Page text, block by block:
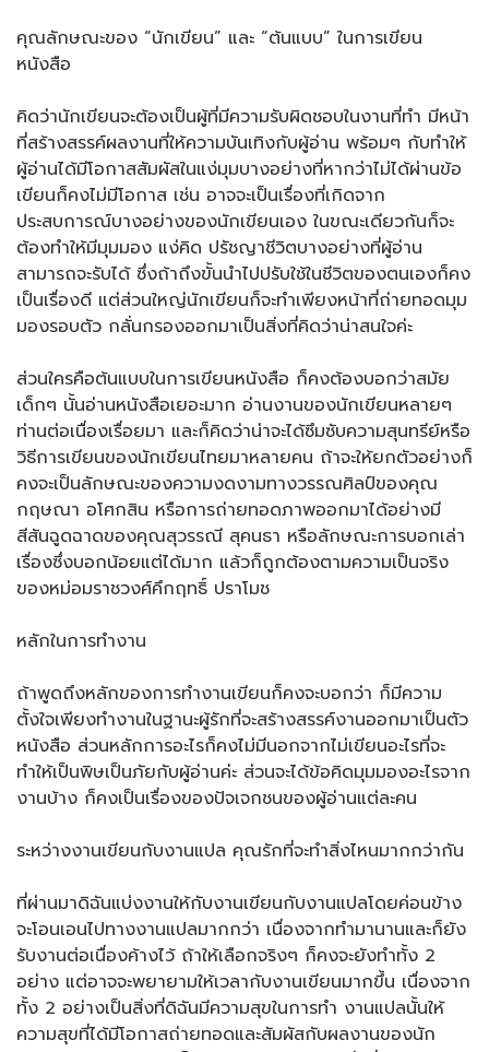
คุณลักษณะของ “นักเขียน” และ “ต้นแบบ” ในการเขียน
หนังสือ
คิดว่านักเขียนจะต้องเป็นผู้ที่มีความรับผิดชอบในงานที่ทำ มีหน้า
ที่สร้างสรรค์ผลงานที่ให้ความบันเทิงกับผู้อ่าน พร้อมๆ กับทำให้
ผู้อ่านได้มีโอกาสสัมผัสในแง่มุมบางอย่างที่หากว่าไม่ได้ผ่านข้อ
เขียนก็คงไม่มีโอกาส เช่น อาจจะเป็นเรื่องที่เกิดจาก
ประสบการณ์บางอย่างของนักเขียนเอง ในขณะเดียวกันก็จะ
ต้องทำให้มีมุมมอง แง่คิด ปรัชญาชีวิตบางอย่างที่ผู้อ่าน
สามารถจะรับได้ ซึ่งถ้าถึงขั้นนำไปปรับใช้ในชีวิตของตนเองก็คง
เป็นเรื่องดี แต่ส่วนใหญ่นักเขียนก็จะทำเพียงหน้าที่ถ่ายทอดมุม
มองรอบตัว กลั่นกรองออกมาเป็นสิ่งที่คิดว่าน่าสนใจค่ะ
ส่วนใครคือต้นแบบในการเขียนหนังสือ ก็คงต้องบอกว่าสมัย
เด็กๆ นั้นอ่านหนังสือเยอะมาก อ่านงานของนักเขียนหลายๆ
ท่านต่อเนื่องเรื่อยมา และก็คิดว่าน่าจะได้ซึมซับความสุนทรีย์หรือ
วิธีการเขียนของนักเขียนไทยมาหลายคน ถ้าจะให้ยกตัวอย่างก็
คงจะเป็นลักษณะของความงดงามทางวรรณศิลป์ของคุณ
กฤษณา อโศกสิน หรือการถ่ายทอดภาพออกมาได้อย่างมี
สีสันฉูดฉาดของคุณสุวรรณี สุคนธา หรือลักษณะการบอกเล่า
เรื่องซึ่งบอกน้อยแต่ได้มาก แล้วก็ถูกต้องตามความเป็นจริง
ของหม่อมราชวงศ์คึกฤทธิ์ ปราโมช
หลักในการทำงาน
ถ้าพูดถึงหลักของการทำงานเขียนก็คงจะบอกว่า ก็มีความ
ตั้งใจเพียงทำงานในฐานะผู้รักที่จะสร้างสรรค์งานออกมาเป็นตัว
หนังสือ ส่วนหลักการอะไรก็คงไม่มีนอกจากไม่เขียนอะไรที่จะ
ทำให้เป็นพิษเป็นภัยกับผู้อ่านค่ะ ส่วนจะได้ข้อคิดมุมมองอะไรจาก
งานบ้าง ก็คงเป็นเรื่องของปัจเจกชนของผู้อ่านแต่ละคน
ระหว่างงานเขียนกับงานแปล คุณรักที่จะทำสิ่งไหนมากกว่ากัน
ที่ผ่านมาดิฉันแบ่งงานให้กับงานเขียนกับงานแปลโดยค่อนข้าง
จะโอนเอนไปทางงานแปลมากกว่า เนื่องจากทำมานานและก็ยัง
รับงานต่อเนื่องค้างไว้ ถ้าให้เลือกจริงๆ ก็คงจะยังทำทั้ง 2
อย่าง แต่อาจจะพยายามให้เวลากับงานเขียนมากขึ้น เนื่องจาก
ทั้ง 2 อย่างเป็นสิ่งที่ดิฉันมีความสุขในการทำ งานแปลนั้นให้
ความสุขที่ได้มีโอกาสถ่ายทอดและสัมผัสกับผลงานของนัก